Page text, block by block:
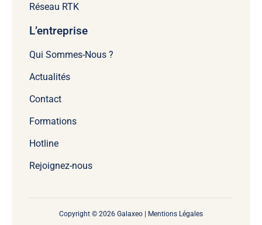
Réseau RTK
L’entreprise
Qui Sommes-Nous ?
Actualités
Contact
Formations
Hotline
Rejoignez-nous
Copyright © 2026 Galaxeo | Mentions Légales